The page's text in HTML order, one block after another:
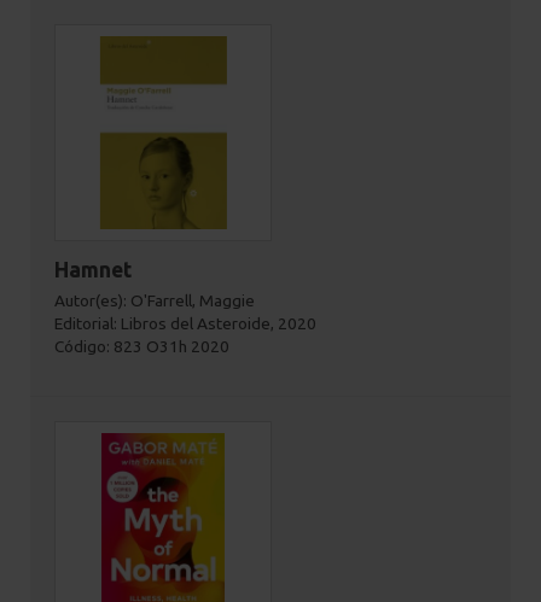
Hamnet
Autor(es): O'Farrell, Maggie
Editorial: Libros del Asteroide, 2020
Código: 823 O31h 2020